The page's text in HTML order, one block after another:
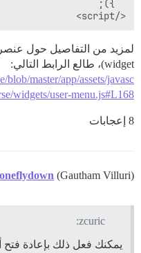
</script>
widget)، طالع الرابط التالي:
blob/master/app/assets/javasc
widgets/user-menu.js#L168
8 إعجابات
oneflydown (Gautham Villuri)
zcuric:
يمكنك فعل ذلك بإعادة فتح